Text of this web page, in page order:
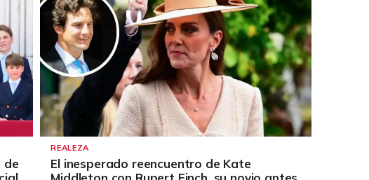
de
REALEZA
El inesperado reencuentro de Kate